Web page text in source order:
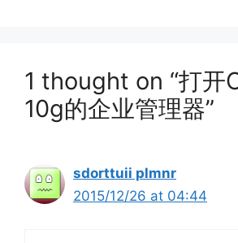
1 thought on “打开
10g的企业管理器”
sdorttuii plmnr
2015/12/26 at 04:44